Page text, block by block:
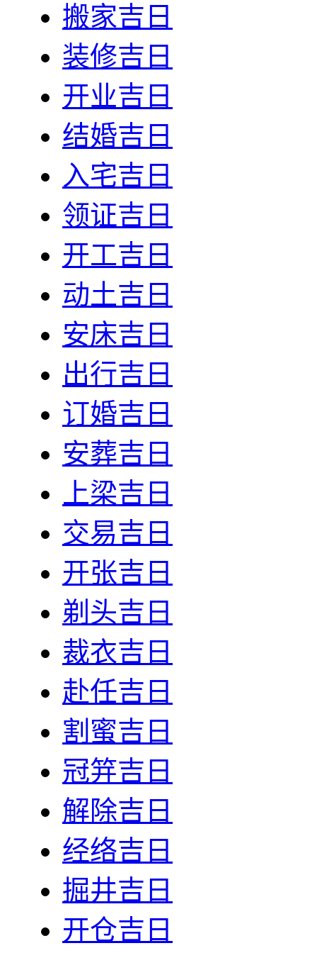
搬家吉日
装修吉日
开业吉日
结婚吉日
入宅吉日
领证吉日
开工吉日
动土吉日
安床吉日
出行吉日
订婚吉日
安葬吉日
上梁吉日
交易吉日
开张吉日
剃头吉日
裁衣吉日
赴任吉日
割蜜吉日
冠笄吉日
解除吉日
经络吉日
掘井吉日
开仓吉日